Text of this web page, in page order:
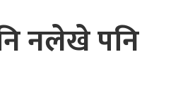
नलेखे पनि